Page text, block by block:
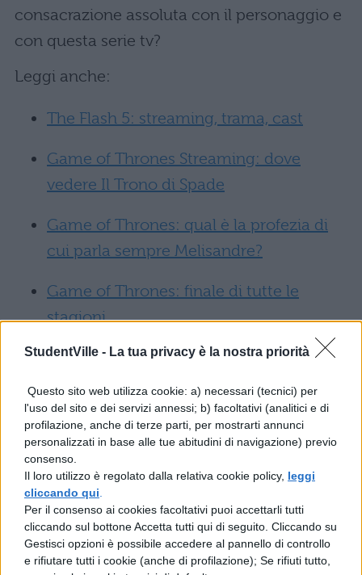
StudentVille - La tua privacy è la nostra priorità
Questo sito web utilizza cookie: a) necessari (tecnici) per
l'uso del sito e dei servizi annessi; b) facoltativi (analitici e di
profilazione, anche di terze parti, per mostrarti annunci
personalizzati in base alle tue abitudini di navigazione) previo
consenso.
Il loro utilizzo è regolato dalla relativa cookie policy, leggi
cliccando qui
Per il consenso ai cookies facoltativi puoi accettarli tutti
cliccando sul bottone Accetta tutti qui di seguito. Cliccando su
Gestisci opzioni è possibile accedere al pannello di controllo
e rifiutare tutti i cookie (anche di profilazione); Se rifiuti tutto,
consacrazione assoluta con il personaggio e
con questa serie tv?
Leggi anche:
The Flash 5: streaming, trama, cast
Game of Thrones Streaming: dove
vedere Il Trono di Spade
Game of Thrones: qual è la profezia di
cui parla sempre Melisandre?
Game of Thrones: finale di tutte le
stagioni
Tutte le serie TV che hanno ispirato
Game of Thrones
Batwoman: anticipazioni
Al momento non ci sonoanticipazioniin
merito alla serie tv. “Spinta dalla sua passione
per la giustizia e dalla voglia di esprimere la
sua opinione, Kate Kane vigila sulla strade di